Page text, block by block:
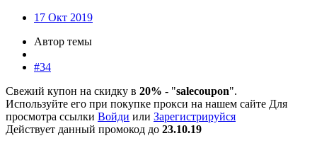
17 Окт 2019
Автор темы
#34
Свежий купон на скидку в 20% - "salecoupon".
Используйте его при покупке прокси на нашем сайте Для
просмотра ссылки Войди или Зарегистрируйся
Действует данный промокод до 23.10.19